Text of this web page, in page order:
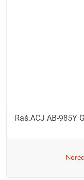
Raš.ACJ AB-985Y